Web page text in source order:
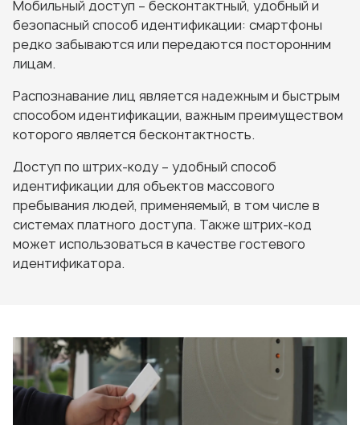
Мобильный доступ – бесконтактный, удобный и
безопасный способ идентификации: смартфоны
редко забываются или передаются посторонним
лицам.
Распознавание лиц является надежным и быстрым
способом идентификации, важным преимуществом
которого является бесконтактность.
Доступ по штрих-коду – удобный способ
идентификации для объектов массового
пребывания людей, применяемый, в том числе в
системах платного доступа. Также штрих-код
может использоваться в качестве гостевого
идентификатора.